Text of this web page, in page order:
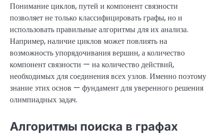
Понимание циклов, путей и компонент связности
позволяет не только классифицировать графы, но и
использовать правильные алгоритмы для их анализа.
Например, наличие циклов может повлиять на
возможность упорядочивания вершин, а количество
компонент связности — на количество действий,
необходимых для соединения всех узлов. Именно поэтому
знание этих основ — фундамент для уверенного решения
олимпиадных задач.
Алгоритмы поиска в графах